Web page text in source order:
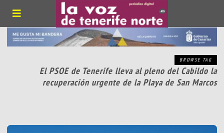
BROWSE TAG
El PSOE de Tenerife lleva al pleno del Cabildo la
recuperación urgente de la Playa de San Marcos